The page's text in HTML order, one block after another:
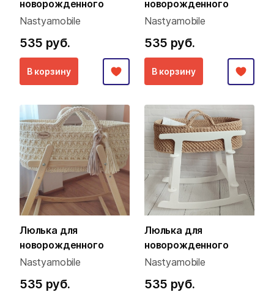
новорожденного
Nastyamobile
535 руб.
В корзину
новорожденного
Nastyamobile
535 руб.
В корзину
Люлька для
новорожденного
Nastyamobile
535 руб.
Люлька для
новорожденного
Nastyamobile
535 руб.